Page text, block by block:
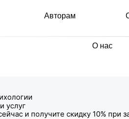
Авторам
О нас
и получите скидку 10% при